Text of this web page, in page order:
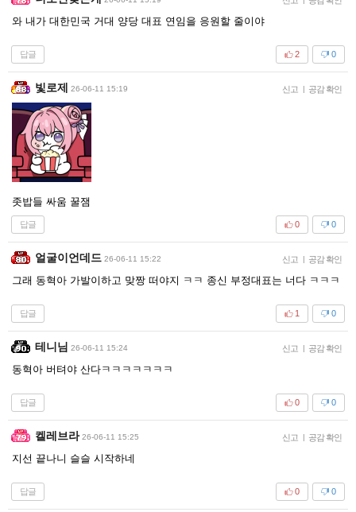
와 내가 대한민국 거대 양당 대표 연임을 응원할 줄이야
답글 0
2
빛로제 26-06-11 15:19 신고 | 공감 확인
좃밥들 싸움 꿀잼
답글 0
0
얼굴이언데드 26-06-11 15:22 신고 | 공감 확인
그래 동혁아 가발이하고 맞짱 떠야지 ㅋㅋ 종신 부정대표는 너다 ㅋㅋㅋ
답글 0
1
테니님 26-06-11 15:24 신고 | 공감 확인
동혁아 버텨야 산다ㅋㅋㅋㅋㅋㅋㅋ
답글 0
0
켈레브라 26-06-11 15:25 신고 | 공감 확인
지선 끝나니 슬슬 시작하네
답글 0
0